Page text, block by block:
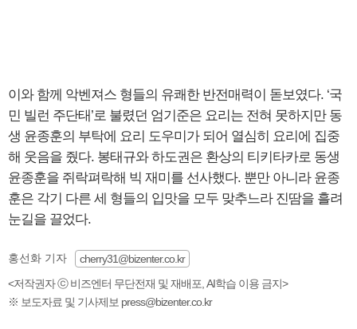
이와 함께 악벤져스 형들의 유쾌한 반전매력이 돋보였다. ‘국
민 빌런 주단태’로 불렸던 엄기준은 요리는 전혀 못하지만 동
생 윤종훈의 부탁에 요리 도우미가 되어 열심히 요리에 집중
해 웃음을 줬다. 봉태규와 하도권은 환상의 티키타카로 동생
윤종훈을 쥐락펴락해 빅 재미를 선사했다. 뿐만 아니라 윤종
훈은 각기 다른 세 형들의 입맛을 모두 맞추느라 진땀을 흘려
눈길을 끌었다.
홍선화 기자
cherry31@bizenter.co.kr
<저작권자 ⓒ 비즈엔터 무단전재 및 재배포, AI학습 이용 금지>
※ 보도자료 및 기사제보 press@bizenter.co.kr